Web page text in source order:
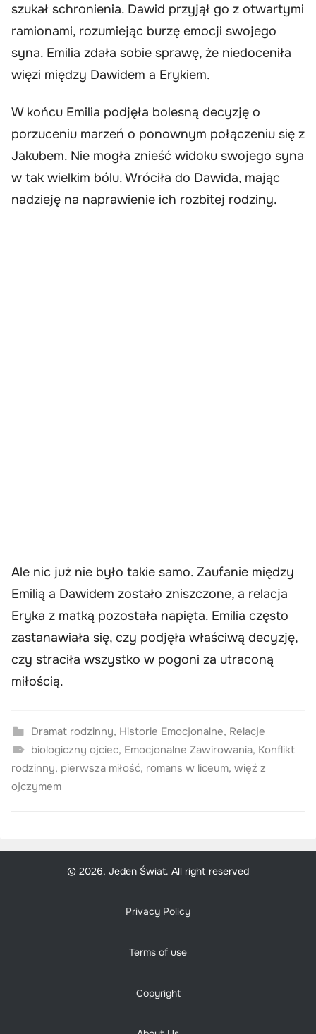
szukał schronienia. Dawid przyjął go z otwartymi
ramionami, rozumiejąc burzę emocji swojego
syna. Emilia zdała sobie sprawę, że niedoceniła
więzi między Dawidem a Erykiem.
W końcu Emilia podjęła bolesną decyzję o
porzuceniu marzeń o ponownym połączeniu się z
Jakubem. Nie mogła znieść widoku swojego syna
w tak wielkim bólu. Wróciła do Dawida, mając
nadzieję na naprawienie ich rozbitej rodziny.
Ale nic już nie było takie samo. Zaufanie między
Emilią a Dawidem zostało zniszczone, a relacja
Eryka z matką pozostała napięta. Emilia często
zastanawiała się, czy podjęła właściwą decyzję,
czy straciła wszystko w pogoni za utraconą
miłością.
Dramat rodzinny, Historie Emocjonalne, Relacje
biologiczny ojciec, Emocjonalne Zawirowania, Konflikt
rodzinny, pierwsza miłość, romans w liceum, więź z
ojczymem
© 2026, Jeden Świat. All right reserved
Privacy Policy
Terms of use
Copyright